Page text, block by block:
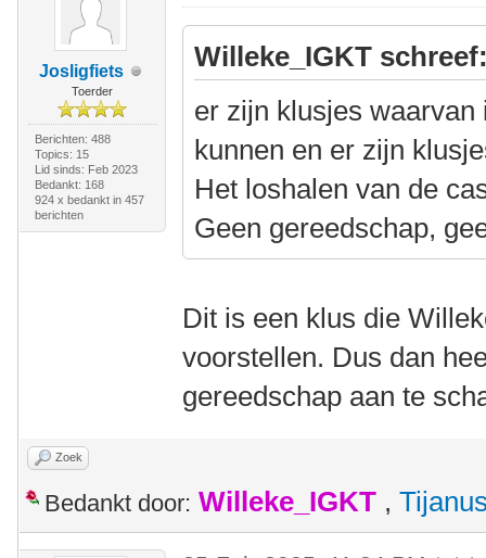
Josligfiets
Toerder
Berichten: 488
Topics: 15
Lid sinds: Feb 2023
Bedankt: 168
924 x bedankt in 457
berichten
Willeke_IGKT
er zijn klusjes
kunnen en er zijn
Het loshalen van de
Geen gereedschap,
Dit is een klus die
voorstellen. Dus dan
gereedschap aan te
Zoek
Bedankt door: Willeke_IGKT ,